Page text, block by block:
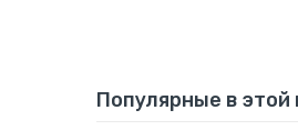
Популярные в этой